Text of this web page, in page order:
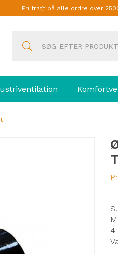
Fri fragt på alle ordre over
4